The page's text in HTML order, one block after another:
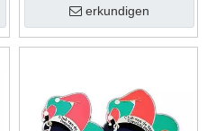
Andenken-Form-Zink-
Legierungs-Karnevals-
Revers-Stift
erkundigen